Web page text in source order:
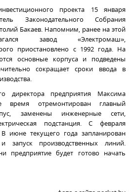
проекта 15 января
Законодательного Собрания
Бакаев. Напомним, ранее на этой
завод «Электромаш»,
приостановлено с 1992 года. На
основные корпуса и подведены
сокращает сроки ввода в
директора предприятия Максима
время отремонтирован главный
заменены инженерные сети,
подстанция. С февраля
июне текущего года запланирован
запуск производственных линий.
предприятие будет готово начать